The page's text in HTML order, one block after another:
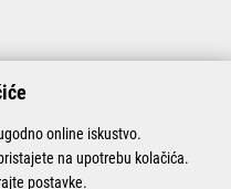
online iskustvo.
na upotrebu kolačića.
postavke.